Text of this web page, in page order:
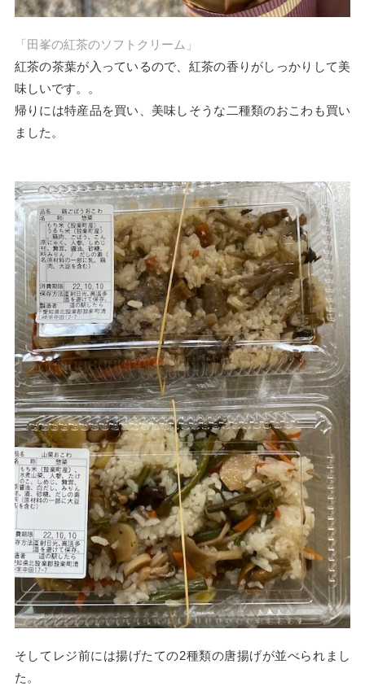
「田峯の紅茶のソフトクリーム」
紅茶の茶葉が入っているので、紅茶の香りがしっかりして美
味しいです。。
帰りには特産品を買い、美味しそうな二種類のおこわも買い
ました。
そしてレジ前には揚げたての2種類の唐揚げが並べられまし
た。